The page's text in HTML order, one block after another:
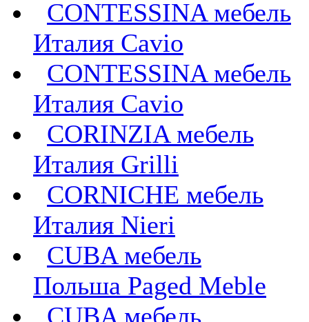
CONTESSINA мебель
Италия Cavio
CONTESSINA мебель
Италия Сavio
CORINZIA мебель
Италия Grilli
CORNICHE мебель
Италия Nieri
CUBA мебель
Польша Paged Meble
CUBA мебель